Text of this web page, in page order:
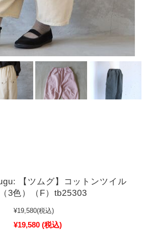
【ツムグ】コットンツイル
3色）（F）tb25303
¥19,580(税込)
¥19,580 (税込)